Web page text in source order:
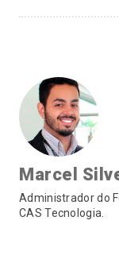
Marcel
Administrador do
CAS Tecnologia.